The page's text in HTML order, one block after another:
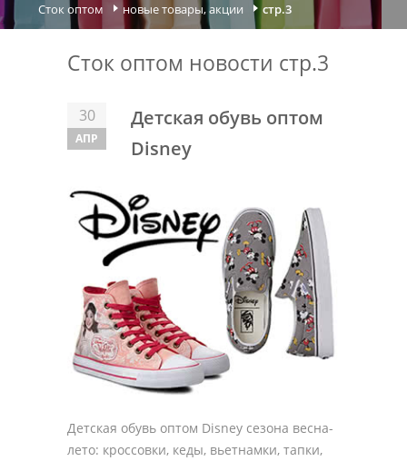
Сток оптом новости стр.3
30
АПР
Детская обувь оптом
Disney
Детская обувь оптом Disney сезона весна-
лето: кроссовки, кеды, вьетнамки, тапки,
Сток оптом новые товары, акции стр.3